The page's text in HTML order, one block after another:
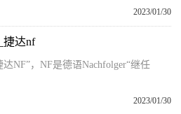
2023/01/30
捷达nf
NF”，NF是德语Nachfolger“继任
2023/01/30